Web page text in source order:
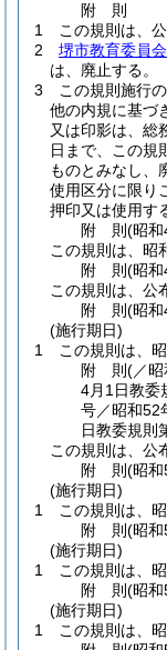
附 則
1
この規則は、
2
堺市教育委員
は、廃止する。
3
この規則施行
他の内規に基づ
又は印影は、総
日まで、この規
ものとみなし、
使用区分に限り
押印又は使用す
附 則(昭
この規則は、昭
附 則(昭
この規則は、公
附 則(昭
(施行期日)
1
この規則は、
附 則(／昭
4月1日教委
号／昭和52
日教委規則
この規則は、公
附 則(昭
(施行期日)
1
この規則は、
附 則(昭
(施行期日)
1
この規則は、
附 則(昭
(施行期日)
1
この規則は、